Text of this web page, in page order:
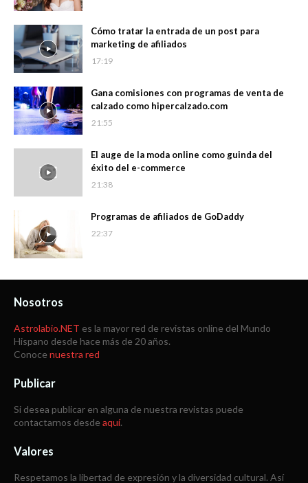
Cómo tratar la entrada de un post para
marketing de afiliados
17:19
Gana comisiones con programas de venta de
calzado como hipercalzado.com
21:55
El auge de la moda online como guinda del
éxito del e-commerce
21:38
Programas de afiliados de GoDaddy
22:37
Nosotros
Astrolabio.NET es la mayor red de revistas online del Mundo
Hispano desde hace más de 20 años.
Conoce nuestra red
Publicar
Si desea publicar en alguna de nuestra revistas puede
contactarnos desde aquí.
Valores
Respetamos la libertad de expresión y la diversidad cultural. Así